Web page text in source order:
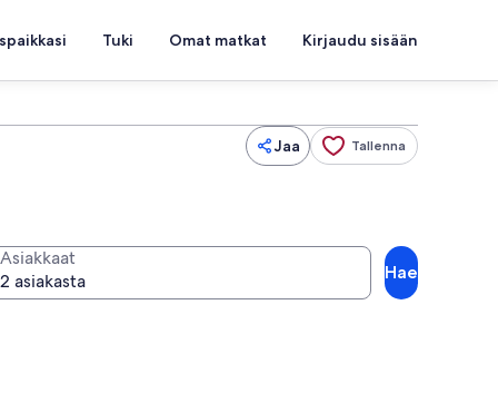
Tuki Omat matkat Kirjaudu sisään
Jaa Tallenna
Asiakkaat
Hae